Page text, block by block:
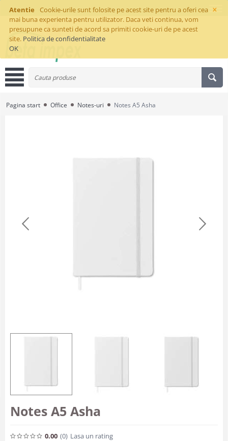
×
Atentie
Cookie-urile sunt folosite pe acest site pentru a oferi cea
mai buna experienta pentru utilizator. Daca veti continua, vom
presupune ca sunteti de acord sa primiti cookie-uri de pe acest
site. Politica de confidentialitate
OK
Pagina start Office Notes-uri Notes A5 Asha
Notes A5 Asha
0.00 (0) Lasa un rating